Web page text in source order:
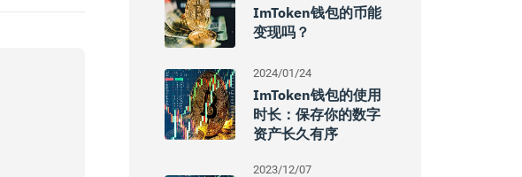
ImToken钱包的币能
变现吗？
2024/01/24
ImToken钱包的使用
时长：保存你的数字
资产长久有序
2023/12/07